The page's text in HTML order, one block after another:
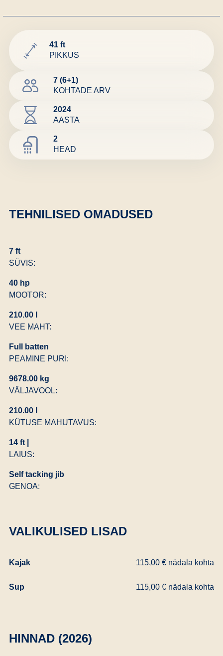
41 ft
PIKKUS
7 (6+1)
KOHTADE ARV
2024
AASTA
2
HEAD
TEHNILISED OMADUSED
7 ft
SÜVIS:
40 hp
MOOTOR:
210.00 l
VEE MAHT:
Full batten
PEAMINE PURI:
9678.00 kg
VÄLJAVOOL:
210.00 l
KÜTUSE MAHUTAVUS:
14 ft |
LAIUS:
Self tacking jib
GENOA:
VALIKULISED LISAD
Kajak 115,00 € nädala kohta
Sup 115,00 € nädala kohta
HINNAD (2026)